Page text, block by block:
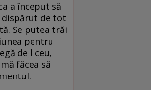
a început să
dispărut de tot
Se putea trăi
pentru
de liceu,
făcea să